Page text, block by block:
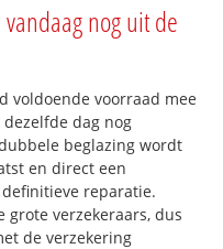
nog uit de
voldoende voorraad mee
dag nog
beglazing wordt
en direct een
reparatie.
grote verzekeraars, dus
de verzekering